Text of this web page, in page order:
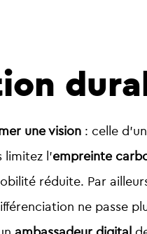
une vision : celle
l’empreinte
réduite. Par
ne passe